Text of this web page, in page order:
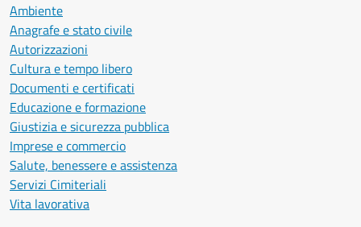
Ambiente
Anagrafe e stato civile
Autorizzazioni
Cultura e tempo libero
Documenti e certificati
Educazione e formazione
Giustizia e sicurezza pubblica
Imprese e commercio
Salute, benessere e assistenza
Servizi Cimiteriali
Vita lavorativa